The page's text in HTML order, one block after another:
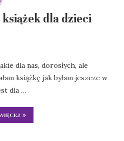
książek dla dzieci
dla nas, dorosłych, ale
książkę jak byłam jeszcze w
dla …